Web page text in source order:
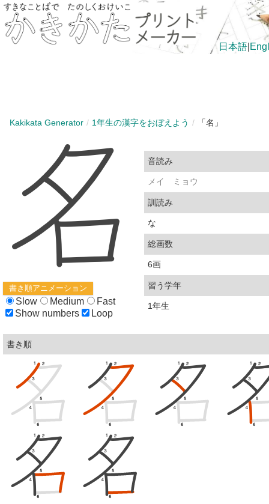
日本語
Kakikata Generator 1年生の漢字をおぼえよう 「名」
書き順アニメーション
Slow Medium
Fast
Show numbers
Loop
音読み
メイ ミョウ
訓読み
な
総画数
6画
習う学年
1年生
書き順